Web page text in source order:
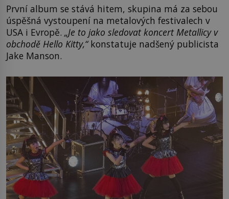
První album se stává hitem, skupina má za sebou
úspěšná vystoupení na metalových festivalech v
USA i Evropě. „Je to jako sledovat koncert Metallicy v
obchodě Hello Kitty,“konstatuje nadšený publicista
Jake Manson.